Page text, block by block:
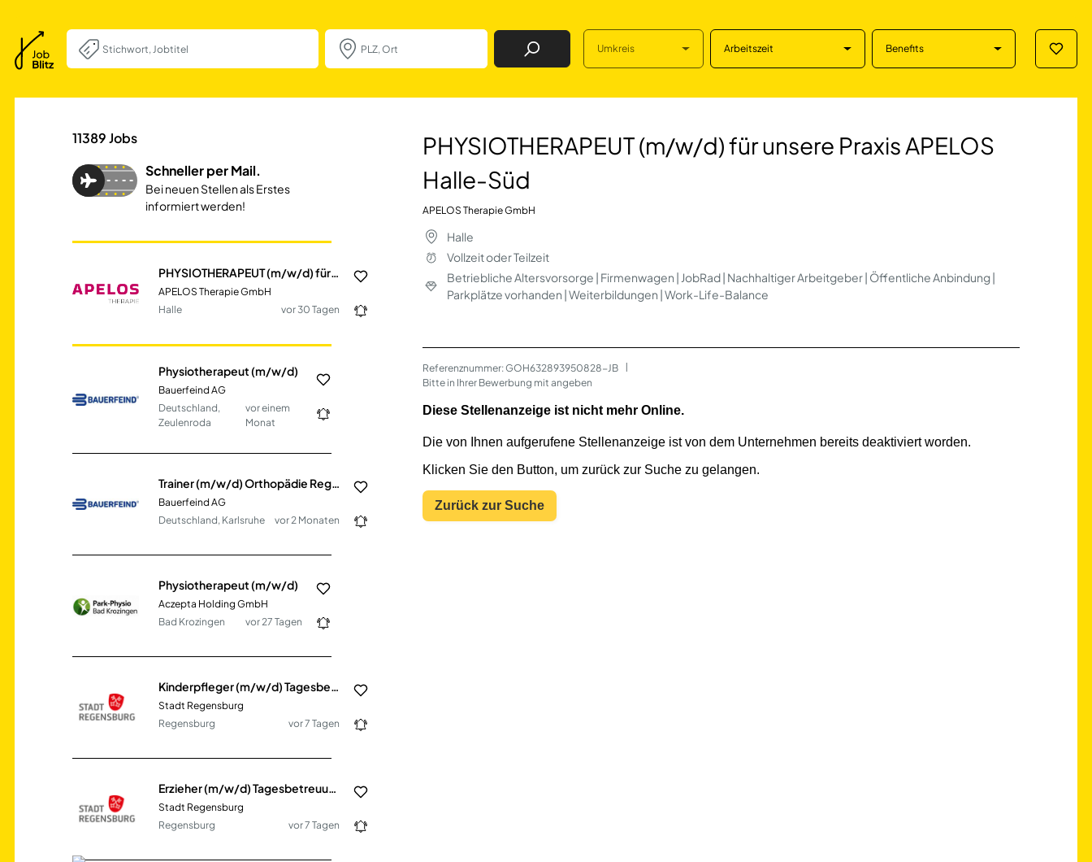
Job Finden Umkreis Arbeitszeit Benefits
PHYSIOTHERAPEUT (m/w/d) für unsere Praxis
11389Jobs
Schneller per Mail.
Bei neuen Stellen als Erstes
informiert werden!
PHYSIOTHERAPEUT (m/w/d) für unsere Praxis APELOS Halle-Süd
APELOS Therapie GmbH
Halle
vor 30 Tagen
Physiotherapeut (m/w/d)
Bauerfeind AG
Deutschland,
Zeulenroda
vor einem
Monat
Trainer (m/w/d) Orthopädie Region Süd
Bauerfeind AG
Deutschland, Karlsruhe
vor 2 Monaten
Physiotherapeut (m/w/d)
Aczepta Holding GmbH
Bad Krozingen
vor 27 Tagen
Stadt Regensburg
Regensburg
vor 7 Tagen
Erzieher (m/w/d) Tagesbetreuung Süd
Stadt Regensburg
Regensburg
vor 7 Tagen
PHYSIOTHERAPEUT (m/w/d) für unsere Praxis APELOS
Halle-Süd
APELOS Therapie GmbH
Halle
Vollzeit oder Teilzeit
Betriebliche Altersvorsorge | Firmenwagen | JobRad | Nachhaltiger Arbeitgeber | Öffentliche Anbindung |
Parkplätze vorhanden | Weiterbildungen | Work-Life-Balance
Referenznummer: GOH632893950828-JB
Bitte in Ihrer Bewerbung mit angeben